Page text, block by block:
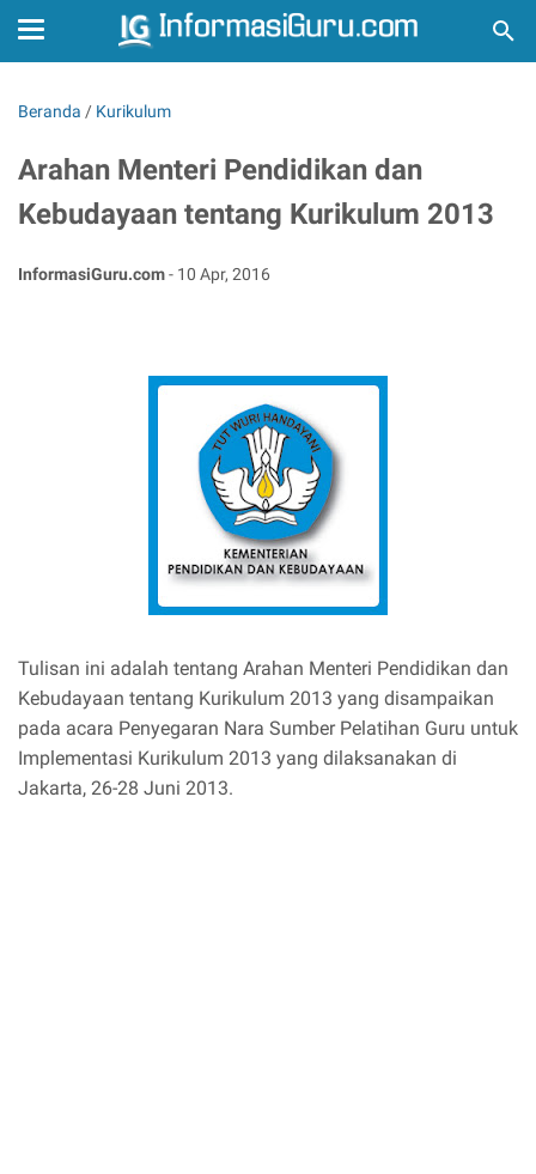
Beranda / Kurikulum
Arahan Menteri Pendidikan dan
Kebudayaan tentang Kurikulum 2013
InformasiGuru.com- 10 Apr, 2016
Tulisan ini adalah tentang Arahan Menteri Pendidikan dan
Kebudayaan tentang Kurikulum 2013 yang disampaikan
pada acara Penyegaran Nara Sumber Pelatihan Guru untuk
Implementasi Kurikulum 2013 yang dilaksanakan di
Jakarta, 26-28 Juni 2013.